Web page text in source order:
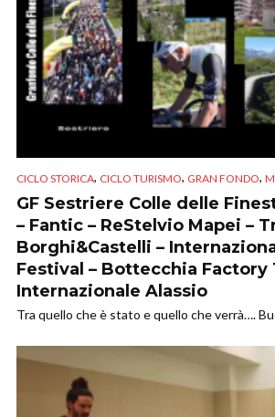
CICLO STORICA, CICLO TURISMO, GRAN FONDO,
GF Sestriere Colle delle
– Fantic – ReStelvio Mapei –
Borghi&Castelli –
Festival – Bottecchia Factory
Internazionale Alassio
Tra quello che è stato e quello che verrà….